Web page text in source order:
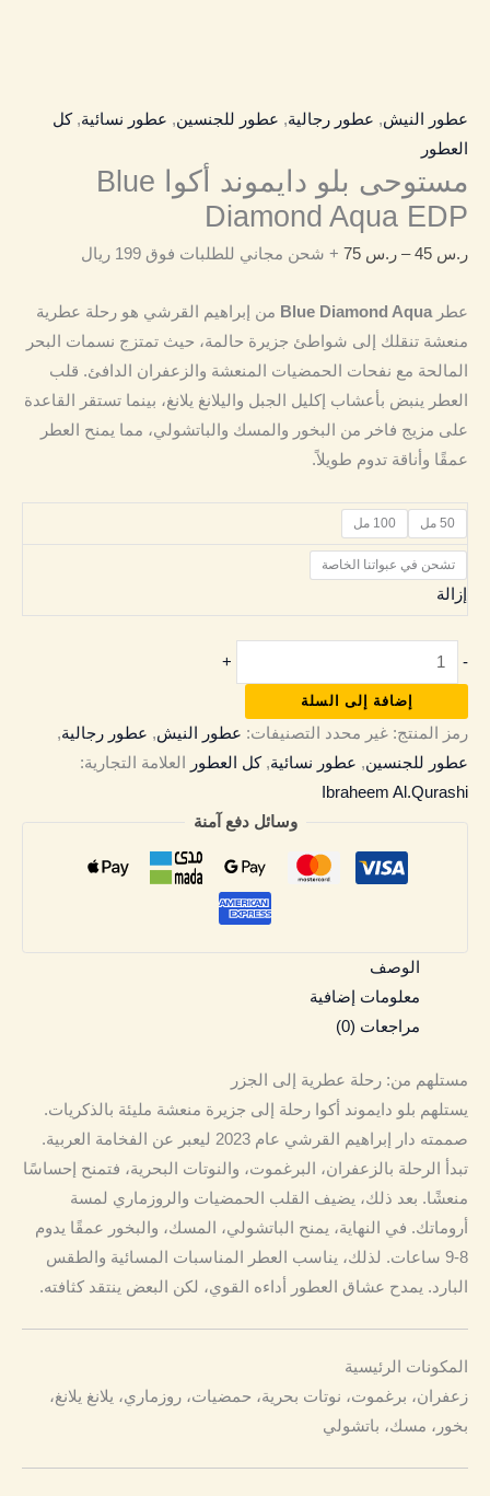
عطور النيش, عطور رجالية, عطور للجنسين, عطور نسائية,كل
العطور
مستوحى بلو دايموند أكوا Blue
Diamond Aqua EDP
ر.س – ر.س + شحن مجاني للطلبات فوق 199 ريال
عطر Blue Diamond Aqua من إبراهيم القرشي هو رحلة عطرية
منعشة تنقلك إلى شواطئ جزيرة حالمة، حيث تمتزج نسمات البحر
المالحة مع نفحات الحمضيات المنعشة والزعفران الدافئ. قلب
العطر ينبض بأعشاب إكليل الجبل واليلانغ يلانغ، بينما تستقر القاعدة
على مزيج فاخر من البخور والمسك والباتشولي، مما يمنح العطر
عمقًا وأناقة تدوم طويلاً.
50 مل 100 مل
تشحن في عبواتنا الخاصة
إزالة
-
+
إضافة إلى السلة
رمز المنتج: غير محدد التصنيفات: عطور النيش, عطور رجالية,
عطور للجنسين, عطور نسائية,كل العطور
العلامة التجارية:
Ibraheem Al.Qurashi
وسائل دفع آمنة
الوصف
معلومات إضافية
مراجعات (0)
مستلهم من: رحلة عطرية إلى الجزر
يستلهم بلو دايموند أكوا رحلة إلى جزيرة منعشة مليئة بالذكريات.
صممته دار إبراهيم القرشي عام 2023 ليعبر عن الفخامة العربية.
تبدأ الرحلة بالزعفران، البرغموت، والنوتات البحرية، فتمنح إحساسًا
منعشًا. بعد ذلك، يضيف القلب الحمضيات والروزماري لمسة
أروماتك. في النهاية، يمنح الباتشولي، المسك، والبخور عمقًا يدوم
8-9 ساعات. لذلك، يناسب العطر المناسبات المسائية والطقس
البارد. يمدح عشاق العطور أداءه القوي، لكن البعض ينتقد كثافته.
المكونات الرئيسية
زعفران، برغموت، نوتات بحرية، حمضيات، روزماري، يلانغ يلانغ،
بخور، مسك، باتشولي